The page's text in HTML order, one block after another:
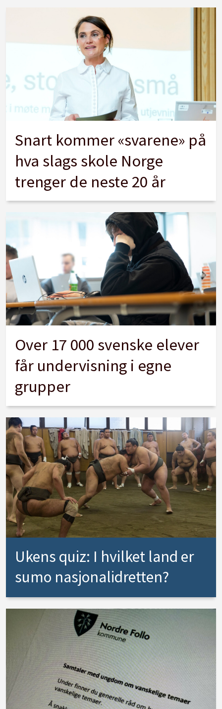
Snart kommer «svarene» på
hva slags skole Norge
trenger de neste 20 år
Over 17 000 svenske elever
får undervisning i egne
grupper
Ukens quiz: I hvilket land er
sumo nasjonalidretten?